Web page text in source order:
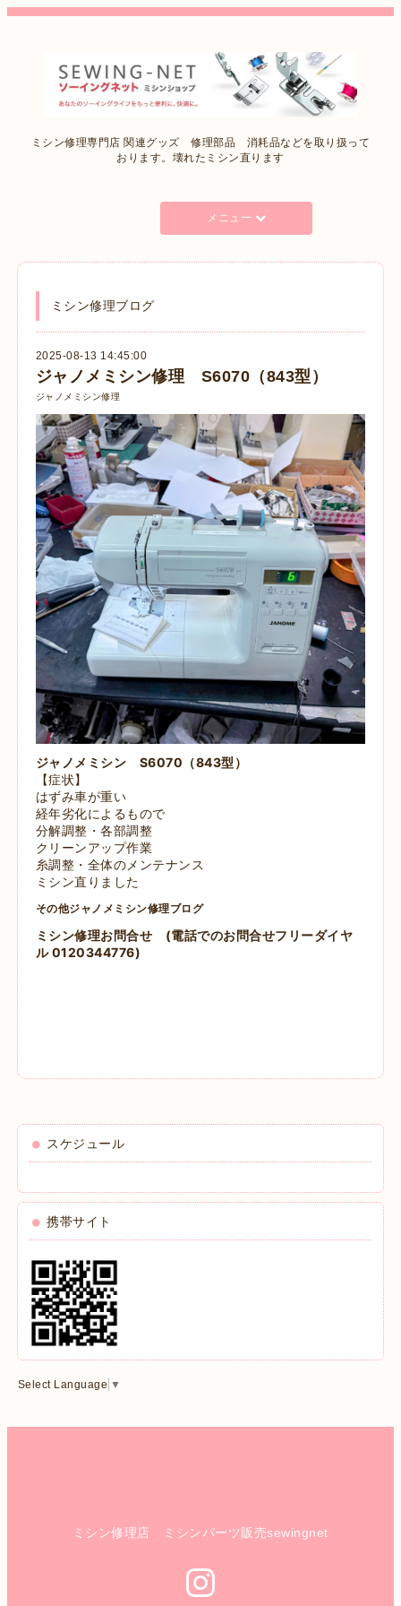
ミシン修理専門店 関連グッズ 修理部品 消耗品などを取り扱って
おります。壊れたミシン直ります
メニュー
ミシン修理ブログ
2025-08-13 14:45:00
ジャノメミシン修理 S6070（843型）
ジャノメミシン修理
ジャノメミシン S6070（843型）
【症状】
はずみ車が重い
経年劣化によるもので
分解調整・各部調整
クリーンアップ作業
糸調整・全体のメンテナンス
ミシン直りました
その他ジャノメミシン修理ブログ
ミシン修理お問合せ
(電話でのお問合せフリーダイヤ
ル 0120344776)
スケジュール
携帯サイト
Select Language ▼
ミシン修理店 ミシンパーツ販売sewingnet